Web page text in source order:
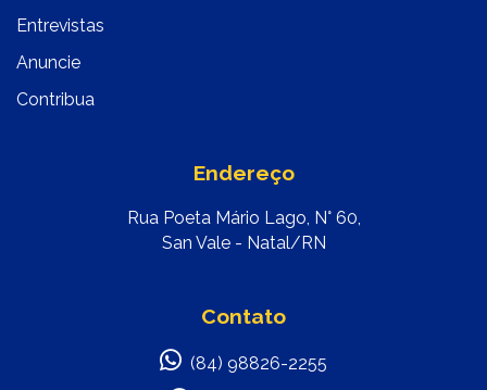
Entrevistas
Anuncie
Contribua
Endereço
Rua Poeta Mário Lago, N° 60,
San Vale - Natal/RN
Contato
(84) 98826-2255